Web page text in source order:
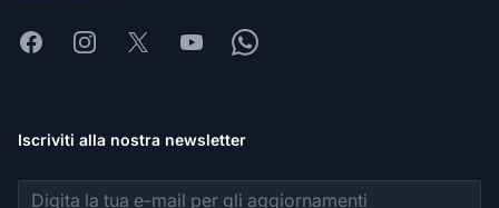
FacebookInstagram
X YoutubeWhatsapp
Iscriviti alla nostra newsletter
Indirizzo email